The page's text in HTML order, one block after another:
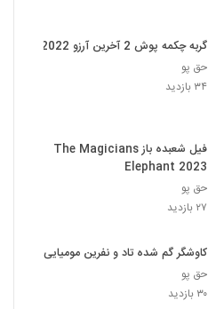
گربه چکمه پوش 2 آخرین آرزو 2022
حق پو
۳۴ بازدید
فیل شعبده باز The Magicians
Elephant 2023
حق پو
۲۷ بازدید
کاوشگر گم شده تاد و نفرین مومیایی
حق پو
۳۰ بازدید